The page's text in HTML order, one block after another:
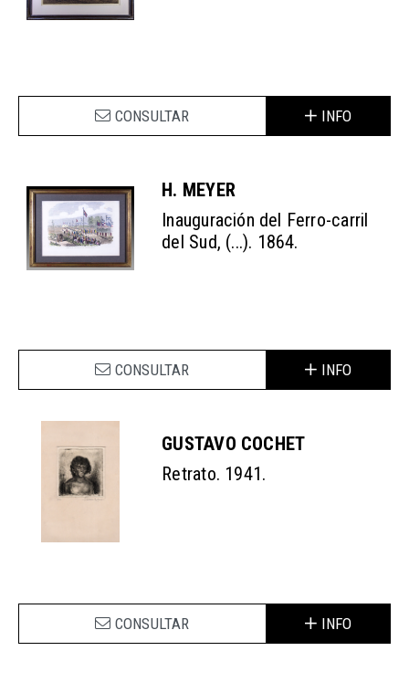
CONSULTAR INFO
H. MEYER
Inauguración del Ferro-carril
del Sud, (...). 1864.
CONSULTAR INFO
GUSTAVO COCHET
Retrato. 1941.
CONSULTAR INFO